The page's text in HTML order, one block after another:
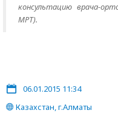
консультацию врача-
МРТ).
06.01.2015 11:34
Казахстан, г.Алматы